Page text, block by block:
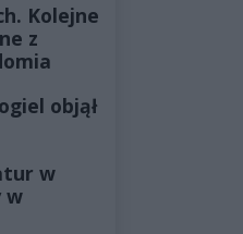
Kolejne
z
objął
w
w